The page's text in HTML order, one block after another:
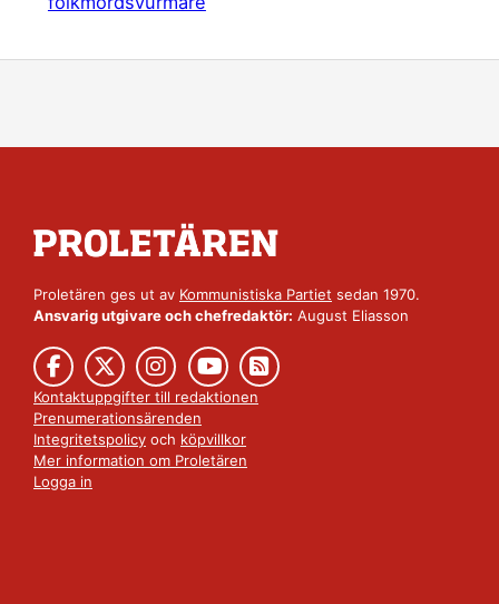
Proletären ges ut av Kommunistiska Partiet sedan 1970.
Ansvarig utgivare och chefredaktör: August Eliasson
Kontaktuppgifter till redaktionen
Prenumerationsärenden
Integritetspolicy och köpvillkor
Mer information om Proletären
Logga in